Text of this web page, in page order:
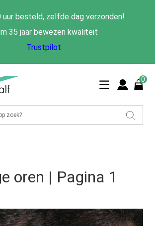
uur besteld, zelfde dag verzonden!
35 jaar bewezen kwaliteit
Trustpilot
0
oren | Pagina 1